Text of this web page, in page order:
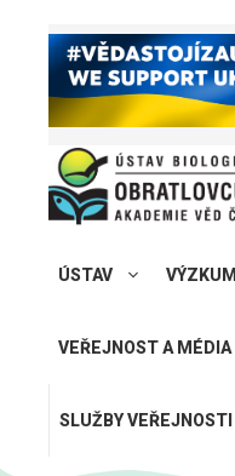
ÚSTAV VÝZKUM
VEŘEJNOST A MÉDIA
SLUŽBY VEŘEJNOSTI